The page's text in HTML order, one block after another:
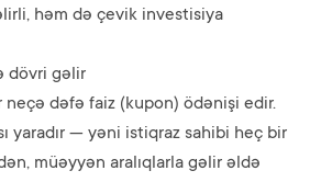
həm də çevik investisiya
dövri gəlir
neçə dəfə faiz (kupon) ödənişi edir.
yaradır — yəni istiqraz sahibi heç bir
müəyyən aralıqlarla gəlir əldə